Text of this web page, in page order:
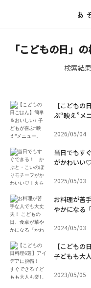
「こどもの日」
検索結果
【こども
ぶ“映え”メ
2026/05/04
当日でもす
がかわいい
2025/05/03
お料理が苦
やかになる
2024/05/03
【こども
子どもも大
2023/05/05